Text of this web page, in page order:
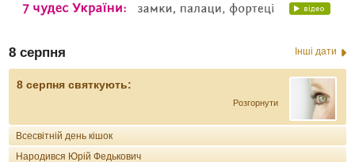
8 серпня Інші дати
8 серпня святкують:
Розгорнути
Всесвітній день кішок
Народився Юрій Федькович